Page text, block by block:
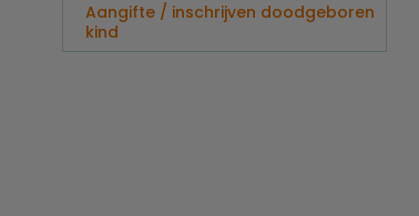
Aangifte / inschrijven doodgeboren
kind